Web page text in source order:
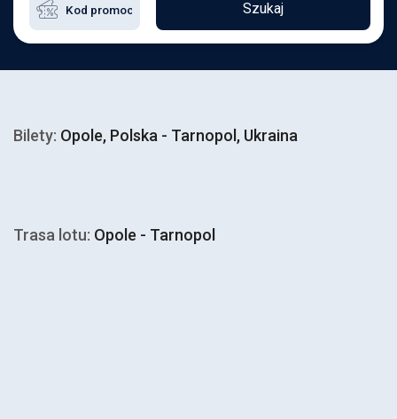
Szukaj
Bilety: Opole, Polska - Tarnopol, Ukraina
Trasa lotu: Opole - Tarnopol